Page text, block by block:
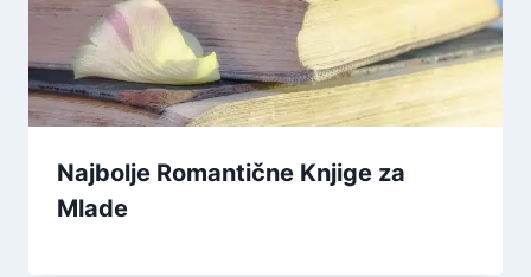
Najbolje Romantične Knjige za
Mlade